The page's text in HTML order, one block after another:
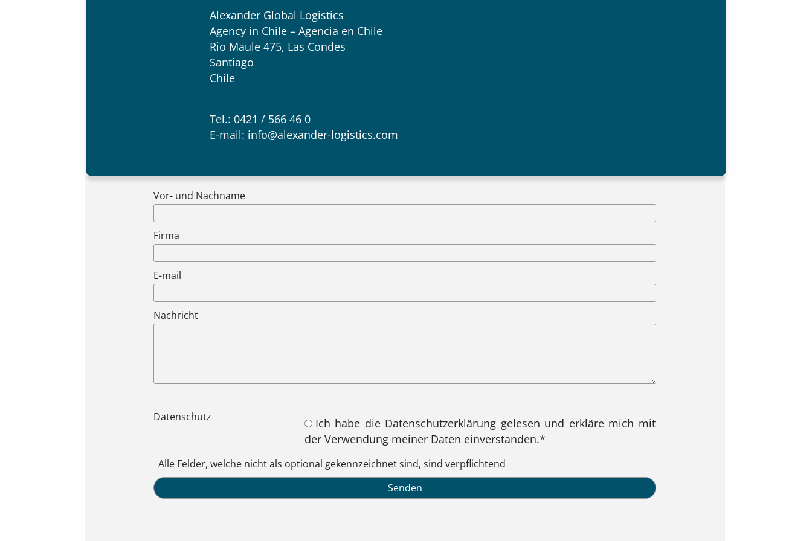
Alexander Global Logistics
Agency in Chile – Agencia en Chile
Rio Maule 475, Las Condes
Santiago
Chile
Tel.: 0421 / 566 46 0
E-mail: info@alexander-logistics.com
Vor- und Nachname
Firma
E-mail
Nachricht
Datenschutz
Ich habe die Datenschutzerklärung gelesen und erkläre mich mit
der Verwendung meiner Daten einverstanden.*
Alle Felder, welche nicht als optional gekennzeichnet sind, sind verpflichtend
Honeypot, bitte lassen Sie dieses Feld leer